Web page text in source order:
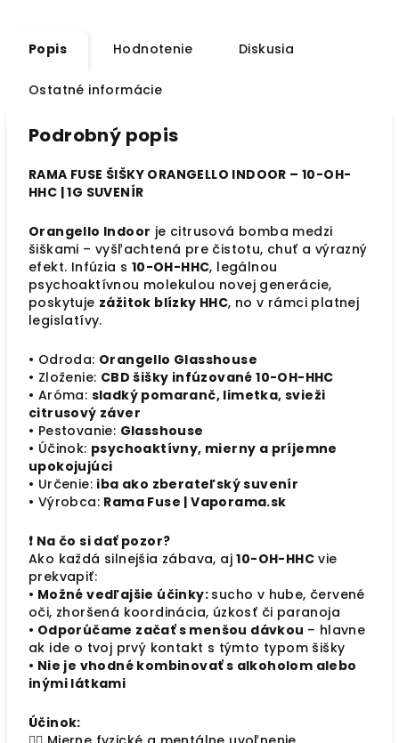
Popis Hodnotenie Diskusia
Ostatné informácie
Podrobný popis
RAMA FUSE ŠIŠKY ORANGELLO INDOOR – 10-OH-
HHC | 1G SUVENÍR
Orangello Indoor je citrusová bomba medzi
šiškami – vyšľachtená pre čistotu, chuť a výrazný
efekt. Infúzia s 10-OH-HHC, legálnou
psychoaktívnou molekulou novej generácie,
poskytuje zážitok blízky HHC, no v rámci platnej
legislatívy.
• Odroda: Orangello Glasshouse
• Zloženie: CBD šišky infúzované 10-OH-HHC
• Aróma: sladký pomaranč, limetka, svieži
citrusový záver
• Pestovanie: Glasshouse
• Účinok: psychoaktívny, mierny a príjemne
upokojujúci
• Určenie: iba ako zberateľský suvenír
• Výrobca: Rama Fuse | Vaporama.sk
❗ Na čo si dať pozor?
Ako každá silnejšia zábava, aj10-OH-HHC vie
prekvapiť:
• Možné vedľajšie účinky: sucho v hube, červené
oči, zhoršená koordinácia, úzkosť či paranoja
• Odporúčame začať s menšou dávkou – hlavne
ak ide o tvoj prvý kontakt s týmto typom šišky
• Nie je vhodné kombinovať s alkoholom alebo
inými látkami
Účinok: